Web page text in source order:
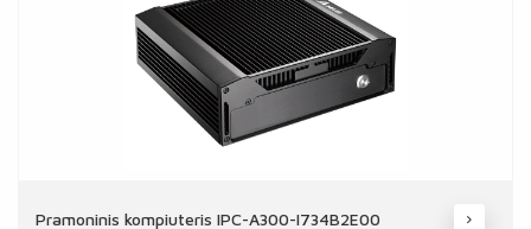
Pramoninis kompiuteris IPC-A300-I734B2E00